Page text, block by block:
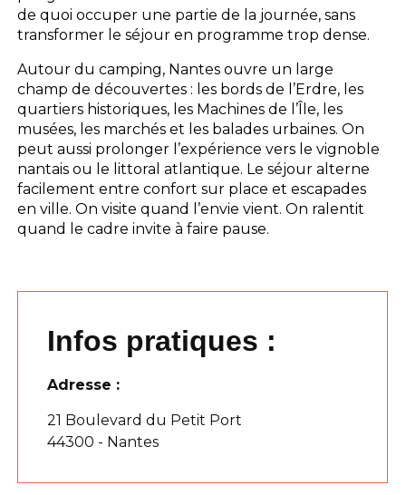
de quoi occuper une partie de la journée, sans
transformer le séjour en programme trop dense.
Autour du camping, Nantes ouvre un large
champ de découvertes : les bords de l’Erdre, les
quartiers historiques, les Machines de l’Île, les
musées, les marchés et les balades urbaines. On
peut aussi prolonger l’expérience vers le vignoble
nantais ou le littoral atlantique. Le séjour alterne
facilement entre confort sur place et escapades
en ville. On visite quand l’envie vient. On ralentit
quand le cadre invite à faire pause.
Infos pratiques :
Adresse :
21 Boulevard du Petit Port
44300 - Nantes